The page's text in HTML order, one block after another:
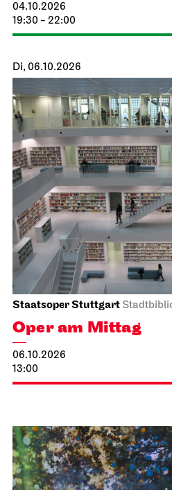
04.10.2026
19:30 - 22:00
Di, 06.10.2026
Staatsoper Stuttgart
Oper am Mittag
06.10.2026
13:00